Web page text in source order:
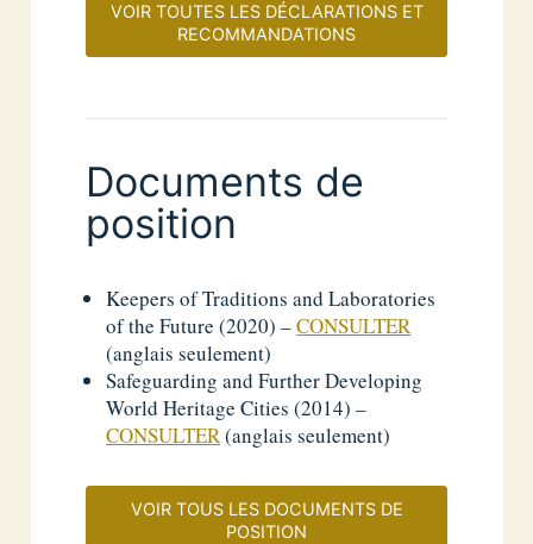
VOIR TOUTES LES DÉCLARATIONS ET
RECOMMANDATIONS
Documents de
position
Keepers of Traditions and Laboratories
of the Future (2020) –CONSULTER
(anglais seulement)
Safeguarding and Further Developing
World Heritage Cities (2014) –
CONSULTER (anglais seulement)
VOIR TOUS LES DOCUMENTS DE
POSITION